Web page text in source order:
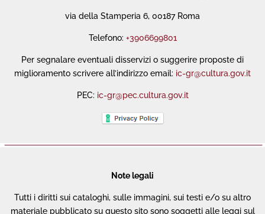
via della Stamperia 6, 00187 Roma
Telefono: +3906699801
Per segnalare eventuali disservizi o suggerire proposte di
miglioramento scrivere all’indirizzo email: ic-gr@cultura.gov.it
PEC: ic-gr@pec.cultura.gov.it
Note legali
Tutti i diritti sui cataloghi, sulle immagini, sui testi e/o su altro
materiale pubblicato su questo sito sono soggetti alle leggi sul